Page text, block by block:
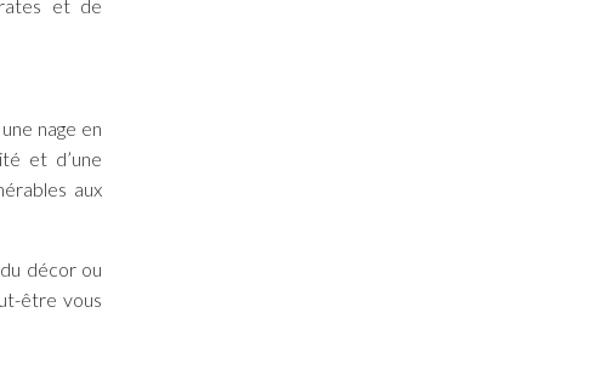
et de
nage en
et d’une
aux
décor ou
être vous